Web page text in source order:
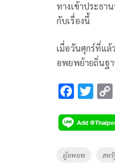
ทางเข้าประธา
กับเรื่องนี้
เมื่อวันศุกร์ที่แล้
อพยพย้ายถิ่นฐ
F
e
b
o
T
tt
er
Tags
ผู้อพยพ สห